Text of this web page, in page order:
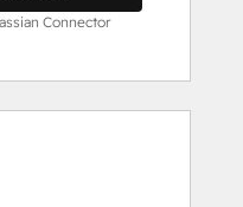
Connector